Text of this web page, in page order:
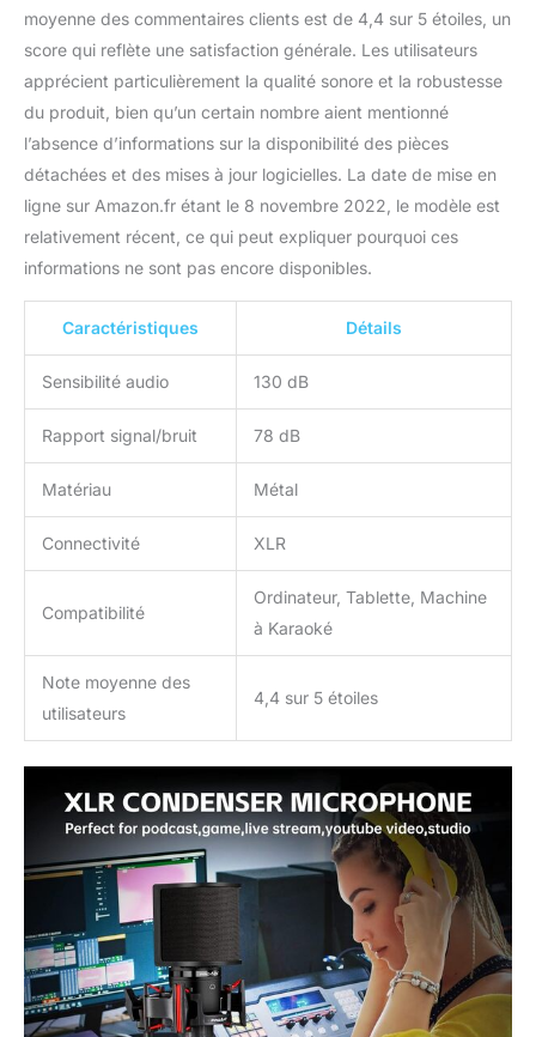
microphone robuste Proar est réglable de 19
à 28,4 cm avec un embrayage fiable, vous
permettant de le placer à la hauteur optimale
l'utilisation. Contenu : 1 microphone à
condensateur, 1 base stable, 1 filtre anti-pop,
1 support antichoc, 1 câble XLR mâle vers
XLR femelle (200,7 cm), 1 manuel (français
garantie d'un an et un excellent service client
pour garantir une meilleure expérience
d'achat. Soyez donc assuré d'acheter nos
microphones vocaux pour l'enregistrement
moyenne des commentaires clients est de 4,4 sur 5 étoiles, un
score qui reflète une satisfaction générale. Les utilisateurs
apprécient particulièrement la qualité sonore et la robustesse
du produit, bien qu’un certain nombre aient mentionné
l’absence d’informations sur la disponibilité des pièces
détachées et des mises à jour logicielles. La date de mise en
ligne sur Amazon.fr étant le 8 novembre 2022, le modèle est
relativement récent, ce qui peut expliquer pourquoi ces
informations ne sont pas encore disponibles.
Caractéristiques Détails
Sensibilité audio 130 dB
Rapport signal/bruit 78 dB
Matériau Métal
Connectivité XLR
Compatibilité
Ordinateur, Tablette, Machine
à Karaoké
Note moyenne des
utilisateurs
4,4 sur 5 étoiles